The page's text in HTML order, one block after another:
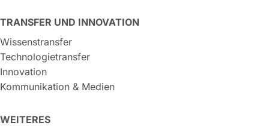
TRANSFER UND INNOVATION
Wissenstransfer
Technologietransfer
Innovation
Kommunikation & Medien
WEITERES